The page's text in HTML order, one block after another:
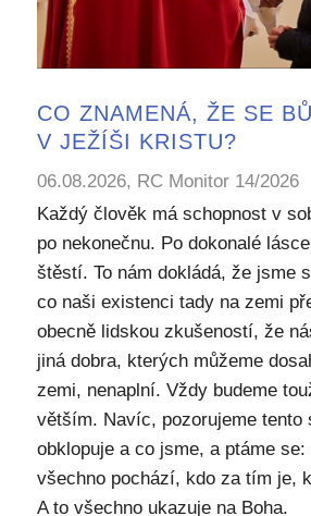
CO ZNAMENÁ, ŽE SE
V JEŽÍŠI KRISTU?
06.08.2026, RC Monitor 14/2026
Každý člověk má schopnost v
po nekonečnu. Po dokonalé
štěstí. To nám dokládá, že jsme
co naši existenci tady na zemi
obecně lidskou zkušeností, že
jiná dobra, kterých můžeme
zemi, nenaplní. Vždy budeme
větším. Navíc, pozorujeme tento
obklopuje a co jsme, a ptáme se:
všechno pochází, kdo za tím je,
A to všechno ukazuje na Boha.